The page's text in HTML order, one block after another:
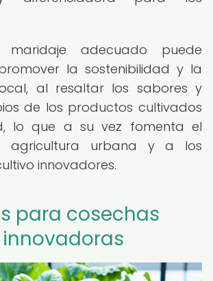
maridaje adecuado puede
la sostenibilidad y la
al resaltar los sabores y
de los productos cultivados
lo que a su vez fomenta el
urbana y a los
innovadores.
para cosechas